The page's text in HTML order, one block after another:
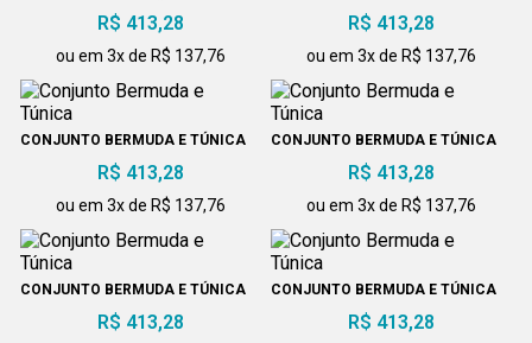
R$ 413,28
ou em 3x de R$ 137,76
R$ 413,28
ou em 3x de R$ 137,76
CONJUNTO BERMUDA E TÚNICA
R$ 413,28
ou em 3x de R$ 137,76
CONJUNTO BERMUDA E TÚNICA
R$ 413,28
ou em 3x de R$ 137,76
CONJUNTO BERMUDA E TÚNICA
R$ 413,28
CONJUNTO BERMUDA E TÚNICA
R$ 413,28